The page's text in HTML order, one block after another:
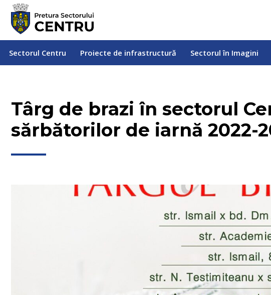
Sectorul Centru Proiecte de infrastructură Sectorul în Imagini
Târg de brazi în sectorul
sărbătorilor de iarnă 2022-
Sectorul Centru Proiecte de infrastructură